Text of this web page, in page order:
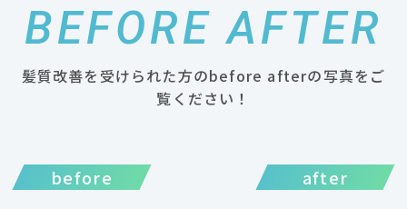
BEFORE AFTER
髪質改善を受けられた方のbefore afterの写真をご
覧ください！
before after